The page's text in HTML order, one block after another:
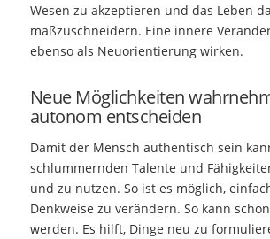
Wesen zu akzeptieren und das Leben
maßzuschneidern. Eine innere
ebenso als Neuorientierung wirken.
Neue Möglichkeiten
autonom entscheiden
Damit der Mensch authentisch sein
schlummernden Talente und
und zu nutzen. So ist es möglich,
Denkweise zu verändern. So kann
werden. Es hilft, Dinge neu zu